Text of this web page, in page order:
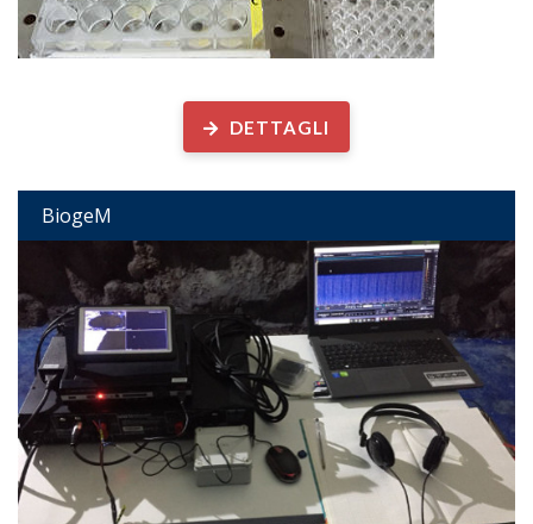
DETTAGLI
BiogeM